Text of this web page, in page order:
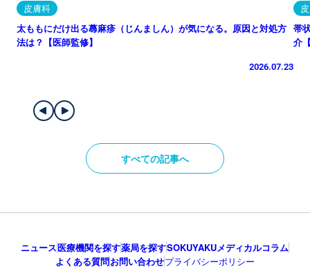
皮膚科
太ももにだけ出る蕁麻疹（じんましん）が気になる。原因と対処方
法は？【医師監修】
2026.07.23
帯
介
すべての記事へ
ニュース医療機関を探す薬局を探すSOKUYAKUメディカルコラム
よくある質問お問い合わせプライバシーポリシー